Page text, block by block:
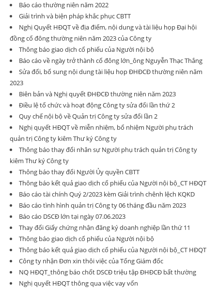
Báo cáo thường niên năm 2022
Giải trình và biện pháp khắc phục CBTT
Nghị Quyết HĐQT về địa điểm, nội dung và tài liệu họp Đại hội
đồng cổ đông thường niên năm 2023 của Công ty
Thông báo giao dịch cổ phiếu của Người nội bộ
Báo cáo về ngày trở thành cổ đông lớn_ông Nguyễn Thạc Thắng
Sửa đổi, bổ sung nội dung tài liệu họp ĐHĐCĐ thường niên năm
2023
Biên bản và Nghị quyết ĐHĐCĐ thường niên năm 2023
Điều lệ tổ chức và hoạt động Công ty sửa đổi lần thứ 2
Quy chế nội bộ về Quản trị Công ty sửa đổi lần 2
Nghị quyết HĐQT về miễn nhiệm, bổ nhiệm Người phụ trách
quản trị Công ty kiêm Thư ký Công ty
Thông báo thay đổi nhân sự Người phụ trách quản trị Công ty
kiêm Thư ký Công ty
Thông báo thay đổi Người Ủy quyền CBTT
Thông báo kết quả giao dịch cổ phiếu của Người nội bộ_CT HĐQT
Báo cáo tài chính Quý 2/2023 kèm Giải trình chênh lệch KQKD
Báo cáo tình hình quản trị Công ty 06 tháng đầu năm 2023
Báo cáo DSCĐ lớn tại ngày 07.06.2023
Thay đổi Giấy chứng nhận đăng ký doanh nghiệp lần thứ 11
Thông báo giao dịch cổ phiếu của Người nội bộ
Thông báo kết quả giao dịch cổ phiếu của Người nội bộ_CT HĐQT
Công ty nhận Đơn xin thôi việc của Tổng Giám đốc
NQ HĐQT_thông báo chốt DSCĐ triệu tập ĐHĐCĐ bất thường
Nghị quyết HĐQT thông qua việc vay vốn